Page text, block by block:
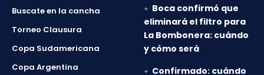
Buscate en la cancha
Torneo Clausura
Copa Sudamericana
Copa Argentina
Boca confirmó que
eliminará el filtro para
La Bombonera: cuándo
y cómo será
Confirmado: cuándo